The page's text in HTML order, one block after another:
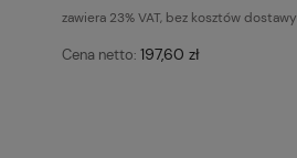
zawiera 23% VAT, bez kosztów dostawy
Cena netto: 197,60 zł